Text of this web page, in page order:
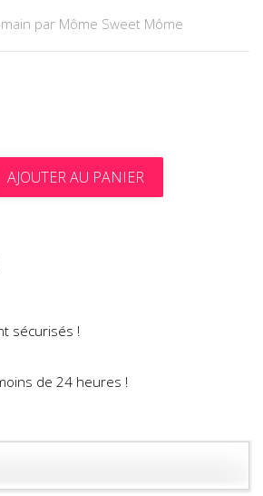
main par Môme Sweet Môme
AJOUTER AU PANIER
sécurisés !
de 24 heures !